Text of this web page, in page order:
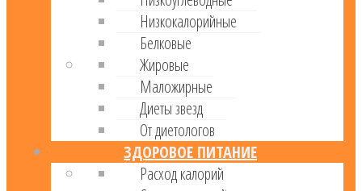
Низкокалорийные
Белковые
Жировые
Маложирные
Диеты звезд
От диетологов
ЗДОРОВОЕ ПИТАНИЕ
Расход калорий